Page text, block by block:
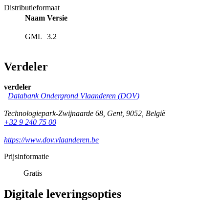
Distributieformaat
Naam Versie
GML 3.2
Verdeler
verdeler
Databank Ondergrond Vlaanderen (DOV)
Technologiepark-Zwijnaarde 68, Gent, 9052, België
+32 9 240 75 00
https://www.dov.vlaanderen.be
Prijsinformatie
Gratis
Digitale leveringsopties